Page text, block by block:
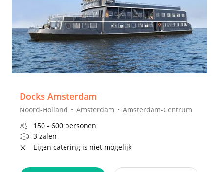
Docks Amsterdam
Noord-Holland Amsterdam
Amsterdam-Centrum
150 - 600 personen
3 zalen
Eigen catering is niet mogelijk